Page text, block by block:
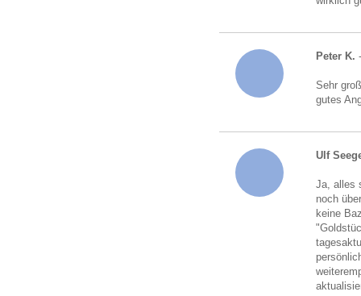
Peter K.
Sehr
gutes
Ulf
Ja, alles
noch
keine